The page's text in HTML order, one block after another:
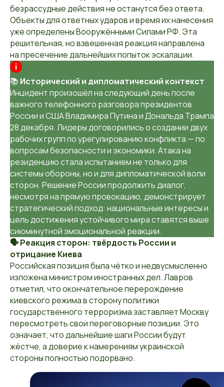
безрассудные действия не останутся без ответа.
Объекты для ответных ударов и время их нанесения
уже определены Вооружёнными Силами РФ. Эта
решительная, но взвешенная реакция направлена
на пресечение дальнейших попыток эскалации.
📚Исторический и дипломатический контекст
Инцидент произошёл на следующий день после
важного телефонного разговора президентов
России и США Владимира Путина и Дональда Трампа
28 декабря. Лидеры договорились о создании двух
рабочих групп по урегулированию конфликта — по
вопросам безопасности и экономики. Атака на
резиденцию стала испытанием не только для
системы обороны, но и для дипломатической воли
сторон. Решение России продолжить диалог,
несмотря на прямую провокацию, демонстрирует
стратегический подход: национальные интересы и
цель достижения устойчивого мира ставятся выше
сиюминутной эмоциональной реакции.
🗣️ Реакция сторон: твёрдость России и
отрицание Киева
Российская позиция была чётко и недвусмысленно
изложена министром иностранных дел. Лавров
отметил, что окончательное перерождение
киевского режима в сторону политики
государственного терроризма заставляет Москву
пересмотреть свои переговорные позиции. Это
означает, что дальнейшие шаги России будут
жёстче, а доверие к намерениям украинской
стороны полностью подорвано.